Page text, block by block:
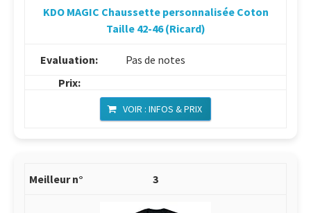
KDO MAGIC Chaussette personnalisée Coton
Taille 42-46 (Ricard)
Pas de notes
VOIR : INFOS & PRIX
3